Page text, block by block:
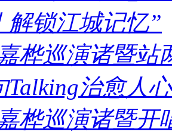
解锁江城记忆”
桦巡演诸暨站
Talking治愈人心
桦巡演诸暨开